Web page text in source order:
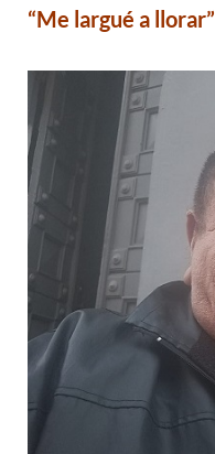
“Me largué a llorar”